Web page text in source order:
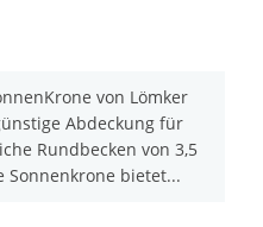
von Lömker
Abdeckung für
Rundbecken von 3,5
Sonnenkrone bietet...